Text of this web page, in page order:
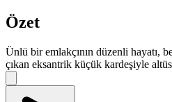
Özet
Ünlü bir emlakçının düzenli hayatı,
çıkan eksantrik küçük kardeşiyle